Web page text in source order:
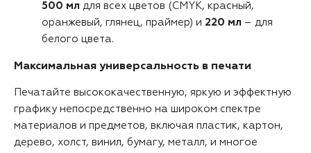
500 мл для всех цветов (CMYK, красный,
оранжевый, глянец, праймер) и 220 мл – для
белого цвета.
Максимальная универсальность в печати
Печатайте высококачественную, яркую и эффектную
графику непосредственно на широком спектре
материалов и предметов, включая пластик, картон,
дерево, холст, винил, бумагу, металл, и многое